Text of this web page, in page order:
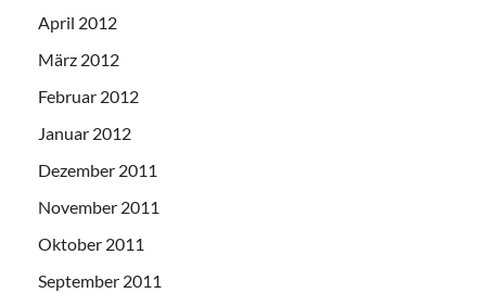
April 2012
März 2012
Februar 2012
Januar 2012
Dezember 2011
November 2011
Oktober 2011
September 2011